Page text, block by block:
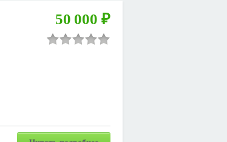
50 000 ₽